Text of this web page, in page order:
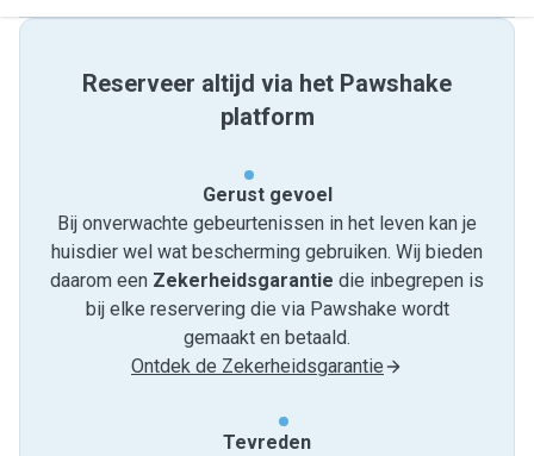
Reserveer altijd via het Pawshake
platform
Gerust gevoel
Bij onverwachte gebeurtenissen in het leven kan je
huisdier wel wat bescherming gebruiken. Wij bieden
daarom een Zekerheidsgarantie die inbegrepen is
bij elke reservering die via Pawshake wordt
gemaakt en betaald.
Ontdek de Zekerheidsgarantie
Tevreden